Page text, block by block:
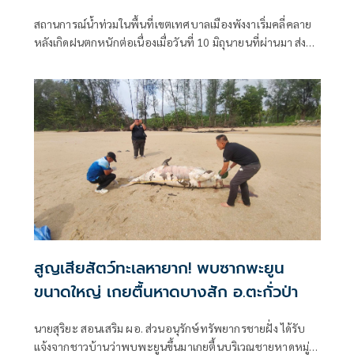
สถานการณ์น้ำท่วมในพื้นที่เขตเทศบาลเมืองพังงาเริ่มคลี่คลาย
หลังเกิดฝนตกหนักต่อเนื่องเมื่อวันที่ 10 มิถุนายนที่ผ่านมา ส่งผล
เศรษฐกิจหลายจุดเป็นวงกว้าง มีประชาชนได้รับผลกระทบรวม
กว่า 100 ครัวเรือน ขณะที่จังหวัดพังงาระดมทุกหน่วยงานลงพื้น
ที่ช่วยเหลือผู้ประสบภัย พร้อมเฝ้าระวังสถานการณ์ตลอด 24
ชั่วโมง เนื่องจากยังมีโอกาสเกิดฝนตกซ้ำ
สูญเสียสัตว์ทะเลหายาก! พบซากพะยูน
ขนาดใหญ่ เกยตื้นหาดบางสัก อ.ตะกั่วป่า
นายสุริยะ สอนเสริม ผอ. ส่วนอนุรักษ์ทรัพยากรชายฝั่ง ได้รับ
แจ้งจากชาวบ้านว่าพบพะยูนขึ้นมาเกยตื้นบริเวณชายหาดหมู่ 8